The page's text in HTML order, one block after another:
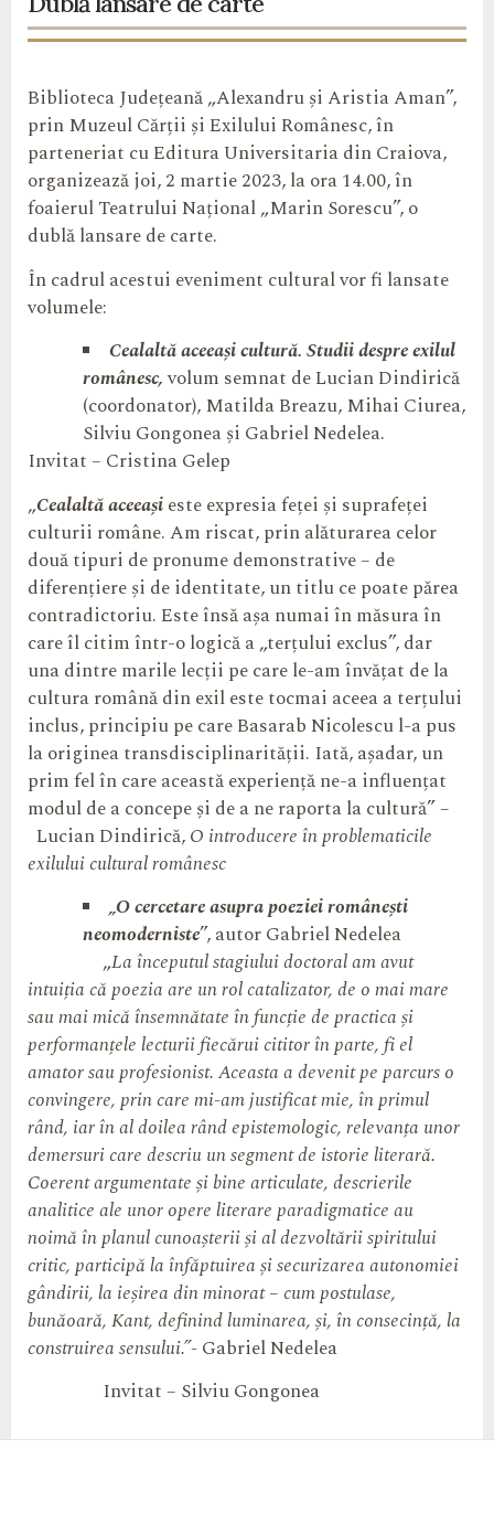
Biblioteca Județeană „Alexandru și Aristia Aman”,
prin Muzeul Cărții și Exilului Românesc, în
parteneriat cu Editura Universitaria din Craiova,
organizează joi, 2 martie 2023, la ora 14.00, în
foaierul Teatrului Național „Marin Sorescu”, o
dublă lansare de carte.
În cadrul acestui eveniment cultural vor fi lansate
volumele:
Cealaltă aceeași cultură. Studii despre exilul
românesc,volum semnat de Lucian Dindirică
(coordonator), Matilda Breazu, Mihai Ciurea,
Silviu Gongonea și Gabriel Nedelea.
Invitat – Cristina Gelep
„Cealaltă aceeaşieste expresia feței și suprafeței
culturii române. Am riscat, prin alăturarea celor
două tipuri de pronume demonstrative – de
diferențiere și de identitate, un titlu ce poate părea
contradictoriu. Este însă așa numai în măsura în
care îl citim într-o logică a „terțului exclus”, dar
una dintre marile lecții pe care le-am învățat de la
cultura română din exil este tocmai aceea a terțului
inclus, principiu pe care Basarab Nicolescu l-a pus
la originea transdisciplinarității. Iată, așadar, un
prim fel în care această experiență ne-a influențat
modul de a concepe și de a ne raporta la cultură” –
Lucian Dindirică,O introducere în problematicile
exilului cultural românesc
„O cercetare asupra poeziei românești
neomoderniste”, autor Gabriel Nedelea
„La începutul stagiului doctoral am avut
intuiția că poezia are un rol catalizator, de o mai mare
sau mai mică însemnătate în funcție de practica și
performanțele lecturii fiecărui cititor în parte, fi el
amator sau profesionist. Aceasta a devenit pe parcurs o
convingere, prin care mi-am justificat mie, în primul
rând, iar în al doilea rând epistemologic, relevanța unor
demersuri care descriu un segment de istorie literară.
Coerent argumentate și bine articulate, descrierile
analitice ale unor opere literare paradigmatice au
noimă în planul cunoașterii și al dezvoltării spiritului
critic, participă la înfăptuirea și securizarea autonomiei
gândirii, la ieșirea din minorat – cum postulase,
bunăoară, Kant, definind luminarea, și, în consecință, la
construirea sensului.”-Gabriel Nedelea
Invitat – Silviu Gongonea